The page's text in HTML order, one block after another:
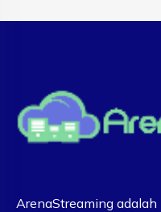
ArenaStreaming